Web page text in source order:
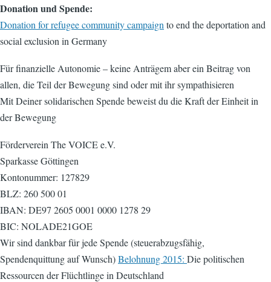
Donation und Spende:
Donation for refugee community campaign to end the deportation and
social exclusion in Germany
Für finanzielle Autonomie – keine Anträgem aber ein Beitrag von
allen, die Teil der Bewegung sind oder mit ihr sympathisieren
Mit Deiner solidarischen Spende beweist du die Kraft der Einheit in
der Bewegung
Förderverein The VOICE e.V.
Sparkasse Göttingen
Kontonummer: 127829
BLZ: 260 500 01
IBAN: DE97 2605 0001 0000 1278 29
BIC: NOLADE21GOE
Wir sind dankbar für jede Spende (steuerabzugsfähig,
Spendenquittung auf Wunsch)Belohnung 2015: Die politischen
Ressourcen der Flüchtlinge in Deutschland